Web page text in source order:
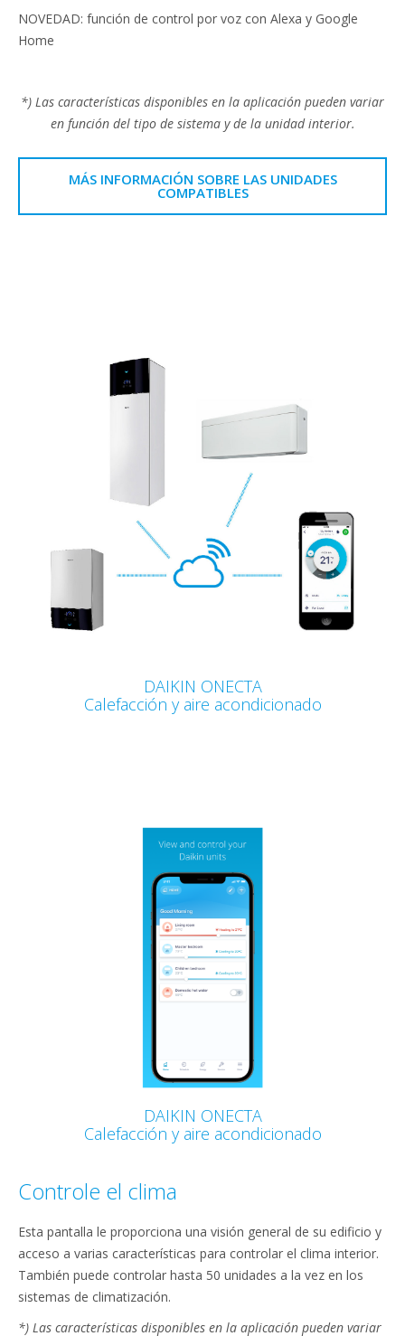
NOVEDAD: función de control por voz con Alexa y Google
Home
*) Las características disponibles en la aplicación pueden variar
en función del tipo de sistema y de la unidad interior.
MÁS INFORMACIÓN SOBRE LAS UNIDADES
COMPATIBLES
DAIKIN ONECTA
Calefacción y aire acondicionado
DAIKIN ONECTA
Calefacción y aire acondicionado
Controle el clima
Esta pantalla le proporciona una visión general de su edificio y
acceso a varias características para controlar el clima interior.
También puede controlar hasta 50 unidades a la vez en los
sistemas de climatización.
*) Las características disponibles en la aplicación pueden variar